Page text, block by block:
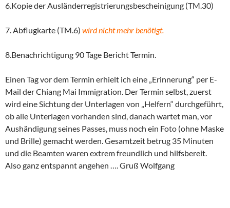
6.Kopie der Ausländerregistrierungsbescheinigung (TM.30)
7. Abflugkarte (TM.6) wird nicht mehr benötigt.
8.Benachrichtigung 90 Tage Bericht Termin.
Einen Tag vor dem Termin erhielt ich eine „Erinnerung“ per E-
Mail der Chiang Mai Immigration. Der Termin selbst, zuerst
wird eine Sichtung der Unterlagen von „Helfern“ durchgeführt,
ob alle Unterlagen vorhanden sind, danach wartet man, vor
Aushändigung seines Passes, muss noch ein Foto (ohne Maske
und Brille) gemacht werden. Gesamtzeit betrug 35 Minuten
und die Beamten waren extrem freundlich und hilfsbereit.
Also ganz entspannt angehen …. Gruß Wolfgang